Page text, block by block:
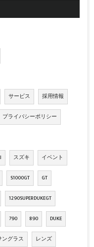
サービス 採用情報
プライバシーポリシー
スズキ イベント
S1000GT GT
1290SUPERDUKEGT
790 890 DUKE
ングラス レンズ